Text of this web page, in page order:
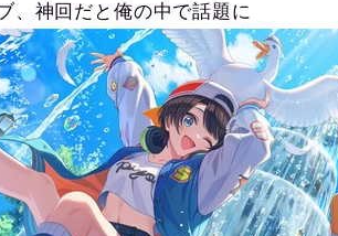
、神回だと俺の中で話題に